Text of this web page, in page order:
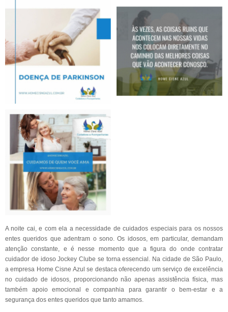
A noite cai, e com ela a necessidade de cuidados especiais para os nossos
entes queridos que adentram o sono. Os idosos, em particular, demandam
atenção constante, e é nesse momento que a figura do onde contratar
cuidador de idoso Jockey Clube se torna essencial. Na cidade de São Paulo,
a empresa Home Cisne Azul se destaca oferecendo um serviço de excelência
no cuidado de idosos, proporcionando não apenas assistência física, mas
também apoio emocional e companhia para garantir o bem-estar e a
segurança dos entes queridos que tanto amamos.